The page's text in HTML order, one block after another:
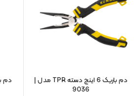
دم باریک 6 اینچ دسته TPR مدل |
9036